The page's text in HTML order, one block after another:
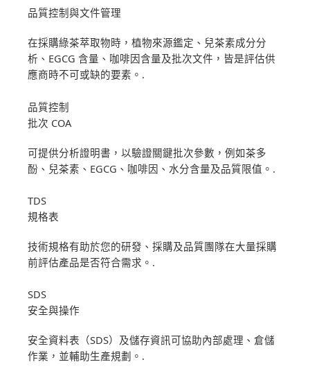
品質控制與文件管理
在採購綠茶萃取物時，植物來源鑑定、兒茶素成分分
析、EGCG 含量、咖啡因含量及批次文件，皆是評估供
應商時不可或缺的要素。.
品質控制
批次 COA
可提供分析證明書，以驗證關鍵批次參數，例如茶多
酚、兒茶素、EGCG、咖啡因、水分含量及品質限值。.
TDS
規格表
技術規格有助於您的研發、採購及品質團隊在大量採購
前評估產品是否符合需求。.
SDS
安全與操作
安全資料表（SDS）及儲存資訊可協助內部處理、倉儲
作業，並輔助生產規劃。.